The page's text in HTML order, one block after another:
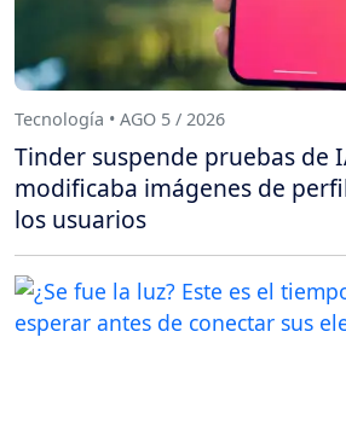
Tecnología • AGO 5 / 2026
Tinder suspende pruebas de
modificaba imágenes de
los usuarios